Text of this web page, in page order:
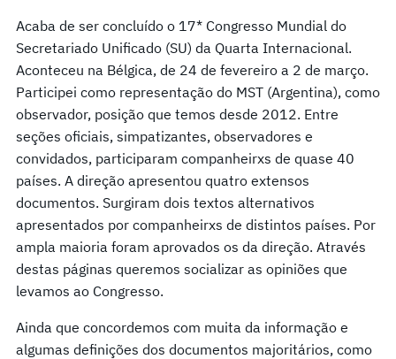
Acaba de ser concluído o 17* Congresso Mundial do
Secretariado Unificado (SU) da Quarta Internacional.
Aconteceu na Bélgica, de 24 de fevereiro a 2 de março.
Participei como representação do MST (Argentina), como
observador, posição que temos desde 2012. Entre
seções oficiais, simpatizantes, observadores e
convidados, participaram companheirxs de quase 40
países. A direção apresentou quatro extensos
documentos. Surgiram dois textos alternativos
apresentados por companheirxs de distintos países. Por
ampla maioria foram aprovados os da direção. Através
destas páginas queremos socializar as opiniões que
levamos ao Congresso.
Ainda que concordemos com muita da informação e
algumas definições dos documentos majoritários, como